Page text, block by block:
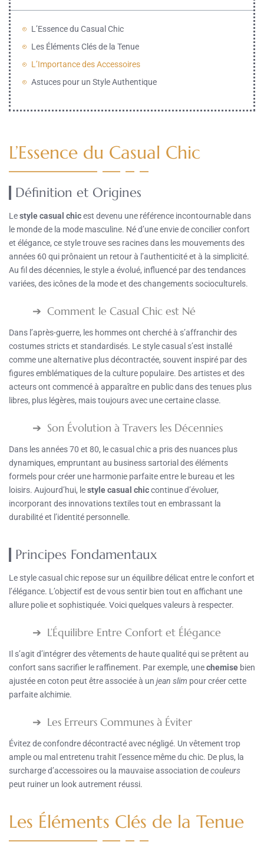
L’Essence du Casual Chic
Les Éléments Clés de la Tenue
L’Importance des Accessoires
Astuces pour un Style Authentique
L’Essence du Casual Chic
Définition et Origines
Lestyle casual chicest devenu une référence incontournable dans
le monde de la mode masculine. Né d’une envie de concilier confort
et élégance, ce style trouve ses racines dans les mouvements des
années 60 qui prônaient un retour à l’authenticité et à la simplicité.
Au fil des décennies, le style a évolué, influencé par des tendances
variées, des icônes de la mode et des changements socioculturels.
Comment le Casual Chic est Né
Dans l’après-guerre, les hommes ont cherché à s’affranchir des
costumes stricts et standardisés. Le style casual s’est installé
comme une alternative plus décontractée, souvent inspiré par des
figures emblématiques de la culture populaire. Des artistes et des
acteurs ont commencé à apparaître en public dans des tenues plus
libres, plus légères, mais toujours avec une certaine classe.
Son Évolution à Travers les Décennies
Dans les années 70 et 80, le casual chic a pris des nuances plus
dynamiques, empruntant au business sartorial des éléments
formels pour créer une harmonie parfaite entre le bureau et les
loisirs. Aujourd’hui, lestyle casual chiccontinue d’évoluer,
incorporant des innovations textiles tout en embrassant la
durabilité et l’identité personnelle.
Principes Fondamentaux
Le style casual chic repose sur un équilibre délicat entre le confort et
l’élégance. L’objectif est de vous sentir bien tout en affichant une
allure polie et sophistiquée. Voici quelques valeurs à respecter.
L’Équilibre Entre Confort et Élégance
Il s’agit d’intégrer des vêtements de haute qualité qui se prêtent au
confort sans sacrifier le raffinement. Par exemple, unechemise bien
ajustée en coton peut être associée à un jean slim pour créer cette
parfaite alchimie.
Les Erreurs Communes à Éviter
Évitez de confondre décontracté avec négligé. Un vêtement trop
ample ou mal entretenu trahit l’essence même du chic. De plus, la
surcharge d’accessoires ou la mauvaise association decouleurs
peut ruiner un look autrement réussi.
Les Éléments Clés de la Tenue